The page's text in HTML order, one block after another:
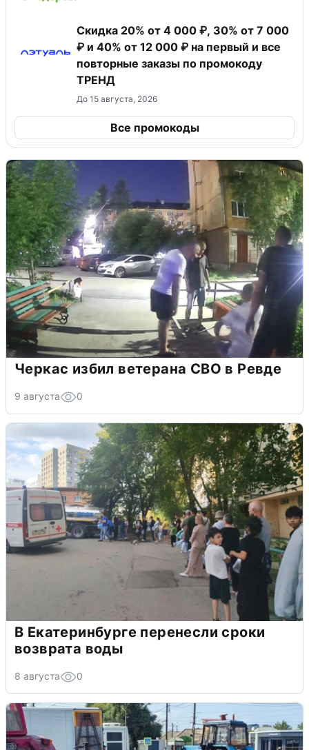
Скидка 20% от 4 000 ₽, 30% от 7 000
₽ и 40% от 12 000 ₽ на первый и все
повторные заказы по промокоду
ТРЕНД
До 15 августа, 2026
Все промокоды
Черкас избил ветерана СВО в Ревде
9 августа 0
В Екатеринбурге перенесли сроки
возврата воды
8 августа 0